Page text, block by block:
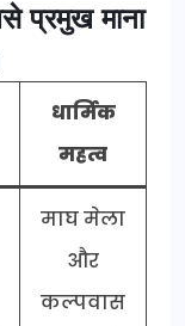
प्रमुख माना
धार्मिक
महत्व
माघ मेला
और
कल्पवास